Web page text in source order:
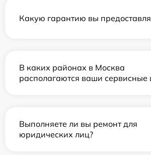
Какую гарантию вы
В каких районах в Москва
располагаются ваши сервисные
Выполняете ли вы ремонт для
юридических лиц?